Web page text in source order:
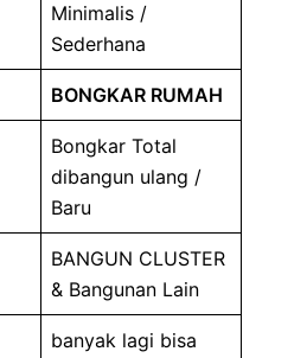
Minimalis /
Sederhana
BONGKAR RUMAH
Bongkar Total
dibangun ulang /
Baru
BANGUN CLUSTER
& Bangunan Lain
banyak lagi bisa